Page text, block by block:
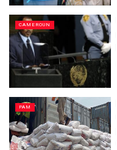
CAMEROUN
PAM